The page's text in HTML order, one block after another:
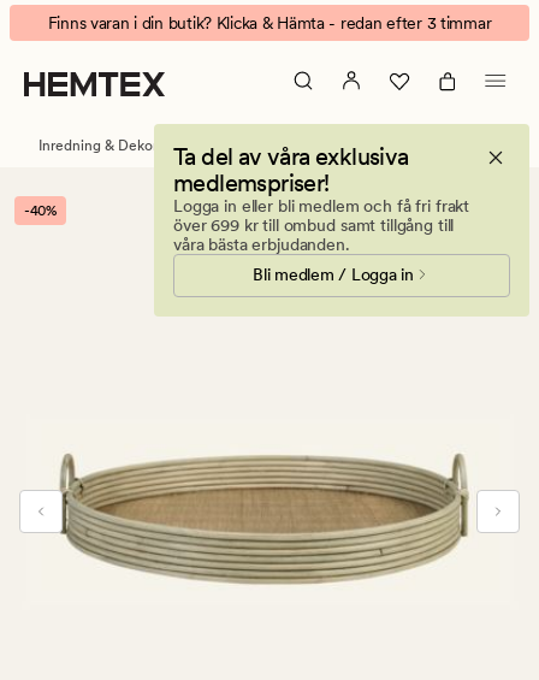
Bali
bricka
natur
Animerad
banner.
Klicka
på
att
pausa.
Finns varan i din butik? Klicka & Hämta - redan efter 3 timmar
Ta del av våra exklusiva
medlemspriser!
Logga in eller bli medlem och få fri frakt
över 699 kr till ombud samt tillgång till
våra bästa erbjudanden.
Bli medlem / Logga in
Inredning & Dekorationer Brickor och fat
-40%